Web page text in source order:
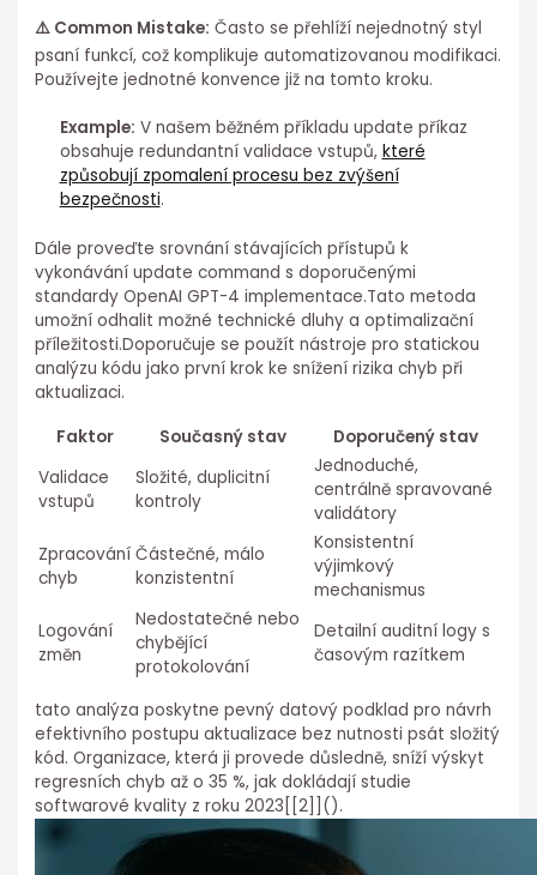
⚠️ Common⁢ Mistake: Často ⁣se přehlíží nejednotný styl
psaní funkcí, což komplikuje automatizovanou modifikaci.
Používejte jednotné ⁣konvence⁤ již na tomto kroku.
Example: V našem běžném příkladu update příkaz
obsahuje redundantní validace vstupů, které
způsobují zpomalení procesu bez zvýšení
bezpečnosti.
Dále proveďte⁣ srovnání stávajících přístupů k⁢
vykonávání ⁤update command s doporučenými
standardy ⁢OpenAI GPT-4 implementace.Tato metoda
umožní odhalit možné technické dluhy a optimalizační
příležitosti.Doporučuje ⁤se použít nástroje ⁢pro statickou
analýzu kódu jako první krok ke snížení rizika chyb při
aktualizaci.
Faktor
Současný ⁣stav
Doporučený stav
Validace
vstupů
Složité, duplicitní
kontroly
Jednoduché,
centrálně spravované
validátory
Zpracování⁤
chyb
Částečné, málo
konzistentní
Konsistentní⁢
výjimkový
mechanismus
Logování
změn
Nedostatečné⁤ nebo
chybějící
protokolování
Detailní auditní logy s
časovým razítkem
tato analýza poskytne pevný datový podklad pro návrh
efektivního⁤ postupu aktualizace ⁣bez nutnosti psát složitý
kód. Organizace, která⁣ ji provede důsledně, ⁣sníží výskyt
regresních⁢ chyb ⁤až o 35 %, jak⁣ dokládají studie
⁤softwarové⁣ kvality z roku 2023[[2]]( ).